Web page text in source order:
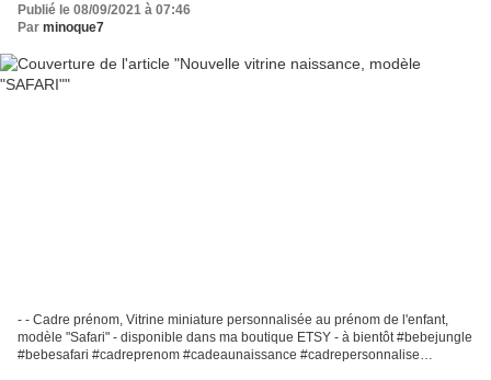
Publié le 08/09/2021 à 07:46
Par minoque7
- - Cadre prénom, Vitrine miniature personnalisée au prénom de l'enfant,
modèle "Safari" - disponible dans ma boutique ETSY - à bientôt #bebejungle
#bebesafari #cadreprenom #cadeaunaissance #cadrepersonnalise